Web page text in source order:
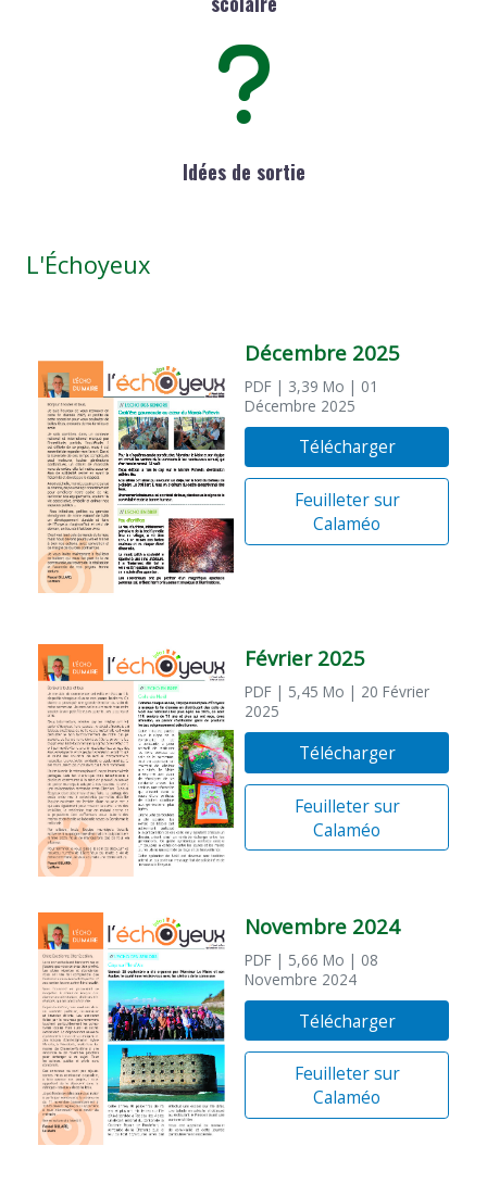
Idées de sortie
L'Échoyeux
Décembre 2025
PDF | 3,39 Mo | 01
Décembre 2025
Télécharger
Feuilleter sur
Calaméo
Février 2025
PDF | 5,45 Mo | 20 Février
2025
Télécharger
Feuilleter sur
Calaméo
Novembre 2024
PDF | 5,66 Mo | 08
Novembre 2024
Télécharger
Feuilleter sur
Calaméo